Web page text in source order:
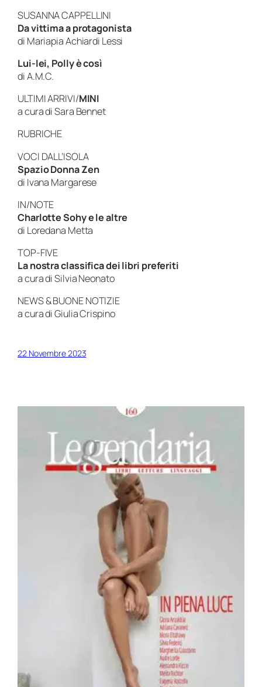
SUSANNA CAPPELLINI
Da vittima a protagonista
di Mariapia Achiardi Lessi
Lui-lei, Polly è così
di A.M.C.
ULTIMI ARRIVI/MINI
a cura di Sara Bennet
RUBRICHE
VOCI DALL’ISOLA
Spazio Donna Zen
di Ivana Margarese
IN/NOTE
Charlotte Sohy e le altre
di Loredana Metta
TOP-FIVE
La nostra classifica dei libri preferiti
a cura di Silvia Neonato
NEWS & BUONE NOTIZIE
a cura di Giulia Crispino
22 Novembre 2023